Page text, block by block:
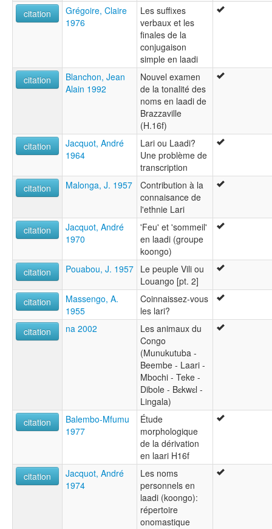
citation
Grégoire, Claire
1976
Les suffixes
verbaux et les
finales de la
conjugaison
simple en laadi
citation
Blanchon, Jean
Alain 1992
Nouvel examen
de la tonalité des
noms en laadi de
Brazzaville
(H.16f)
citation
Jacquot, André
1964
Lari ou Laadi?
Une problème de
transcription
citation
Malonga, J. 1957
Contribution à la
connaisance de
l'ethnie Lari
citation
Jacquot, André
1970
'Feu' et 'sommeil'
en laadi (groupe
koongo)
citation
Pouabou, J. 1957 Le peuple Vili ou
Louango [pt. 2]
citation
Massengo, A.
1955
Coinnaissez-vous
les lari?
citation
na 2002
Les animaux du
Congo
(Munukutuba -
Beembe - Laari -
Mbochi - Teke -
Dibole - Bɛkwɛl -
Lingala)
citation
Balembo-Mfumu
1977
Étude
morphologique
de la dérivation
en laari H16f
citation
Jacquot, André
1974
Les noms
personnels en
laadi (koongo):
répertoire
onomastique